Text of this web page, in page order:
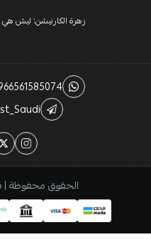
زهرة الكارنيشن: ليش هي
الحقوق محفوظة | 2026